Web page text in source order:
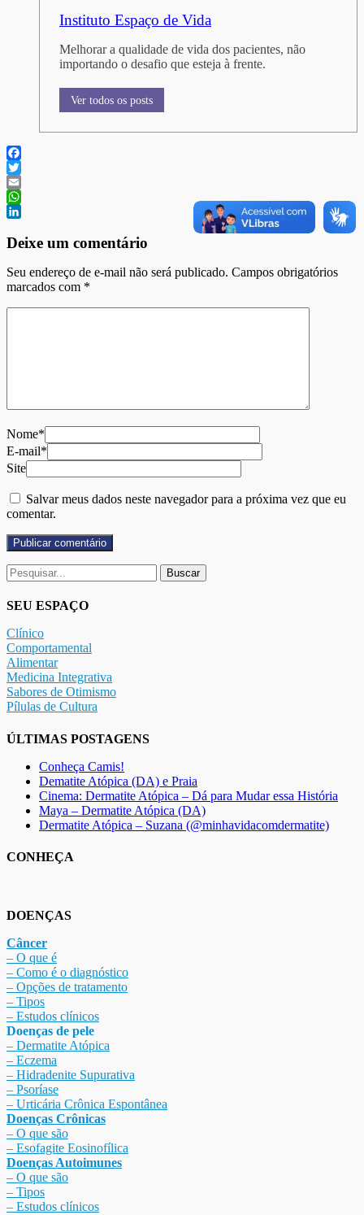
Instituto Espaço de Vida
Melhorar a qualidade de vida dos pacientes, não
importando o desafio que esteja à frente.
Ver todos os posts
Facebook
Twitter
Email
WhatsApp
Deixe um comentário
Seu endereço de e-mail não será publicado. Campos obrigatórios
marcados com *
Nome*
E-mail*
Site
Salvar meus dados neste navegador para a próxima vez que eu
comentar.
Buscar
por:
SEU ESPAÇO
Clínico
Comportamental
Alimentar
Medicina Integrativa
Sabores de Otimismo
Pílulas de Cultura
ÚLTIMAS POSTAGENS
Conheça Camis!
Dematite Atópica (DA) e Praia
Cinema: Dermatite Atópica – Dá para Mudar essa História
Maya – Dermatite Atópica (DA)
Dermatite Atópica – Suzana (@minhavidacomdermatite)
CONHEÇA
DOENÇAS
Câncer
– O que é
– Como é o diagnóstico
– Opções de tratamento
– Tipos
– Estudos clínicos
Doenças de pele
– Dermatite Atópica
– Eczema
– Hidradenite Supurativa
– Psoríase
– Urticária Crônica Espontânea
Doenças Crônicas
– O que são
– Esofagite Eosinofílica
Doenças Autoimunes
– O que são
– Tipos
– Estudos clínicos